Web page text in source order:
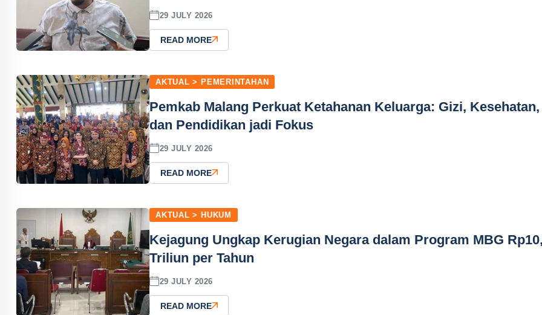
29 JULY 2026
READ MORE
AKTUAL > PEMERINTAHAN
Pemkab Malang Perkuat Ketahanan Keluarga: Gizi, Kesehatan,
dan Pendidikan jadi Fokus
29 JULY 2026
READ MORE
AKTUAL > HUKUM
Kejagung Ungkap Kerugian Negara dalam Program MBG
Triliun per Tahun
29 JULY 2026
READ MORE